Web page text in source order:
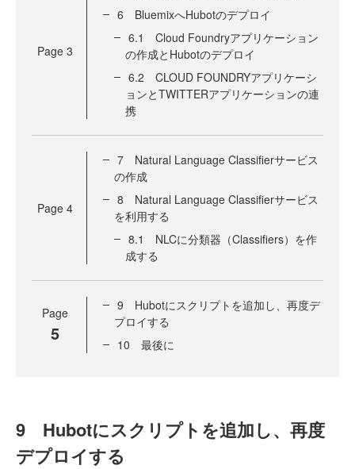
Page 3
6 BluemixへHubotのデプロイ
6.1 Cloud Foundryアプリケーション
の作成とHubotのデプロイ
6.2 CLOUD FOUNDRYアプリケーシ
ョンとTWITTERアプリケーションの連
携
Page 4
7 Natural Language Classifierサービス
の作成
8 Natural Language Classifierサービス
を利用する
8.1 NLCに分類器（Classifiers）を作
成する
Page
5
9 Hubotにスクリプトを追加し、再度デ
プロイする
10 最後に
9 Hubotにスクリプトを追加し、再度
デプロイする